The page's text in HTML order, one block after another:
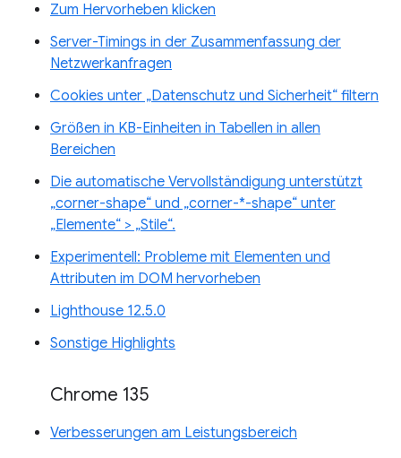
Zum Hervorheben klicken
Server-Timings in der Zusammenfassung der
Netzwerkanfragen
Cookies unter „Datenschutz und Sicherheit“ filtern
Größen in KB-Einheiten in Tabellen in allen
Bereichen
Die automatische Vervollständigung unterstützt
„corner-shape“ und „corner-*-shape“ unter
„Elemente“ > „Stile“.
Experimentell: Probleme mit Elementen und
Attributen im DOM hervorheben
Lighthouse 12.5.0
Sonstige Highlights
Chrome 135
Verbesserungen am Leistungsbereich